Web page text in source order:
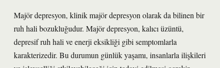
Majör depresyon, klinik majör depresyon olarak da bilinen bir
ruh hali bozukluğudur. Majör depresyon, kalıcı üzüntü,
depresif ruh hali ve enerji eksikliği gibi semptomlarla
karakterizedir. Bu durumun günlük yaşamı, insanlarla ilişkileri